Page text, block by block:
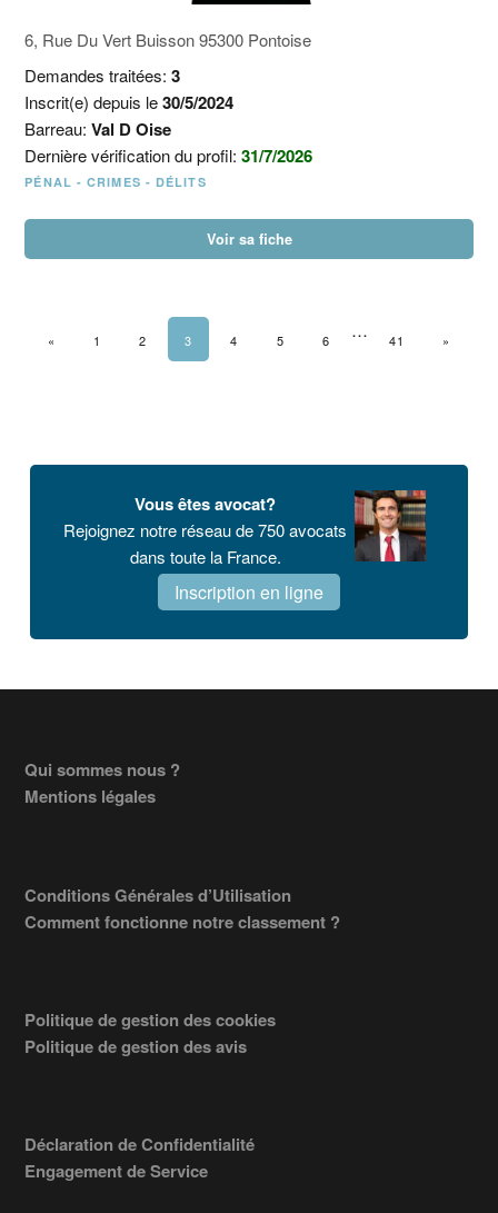
6, Rue Du Vert Buisson 95300 Pontoise
Demandes traitées:3
Inscrit(e) depuis le30/5/2024
Barreau:Val D Oise
Dernière vérification du profil:31/7/2026
PÉNAL - CRIMES - DÉLITS
Voir sa fiche
PAGE PRÉCÉDENTE
« 1 2 3 4 5 6 … 41 PAGE
»
latérale
principale
Vous êtes avocat?
Rejoignez notre réseau de 750 avocats
dans toute la France.
Inscription en ligne
Footer
Qui sommes nous ?
Mentions légales
Conditions Générales d’Utilisation
Comment fonctionne notre classement ?
Politique de gestion des cookies
Politique de gestion des avis
Déclaration de Confidentialité
Engagement de Service